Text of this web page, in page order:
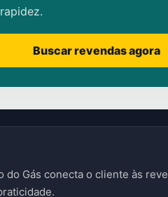
Buscar revendas agora
do Gás conecta o cliente às